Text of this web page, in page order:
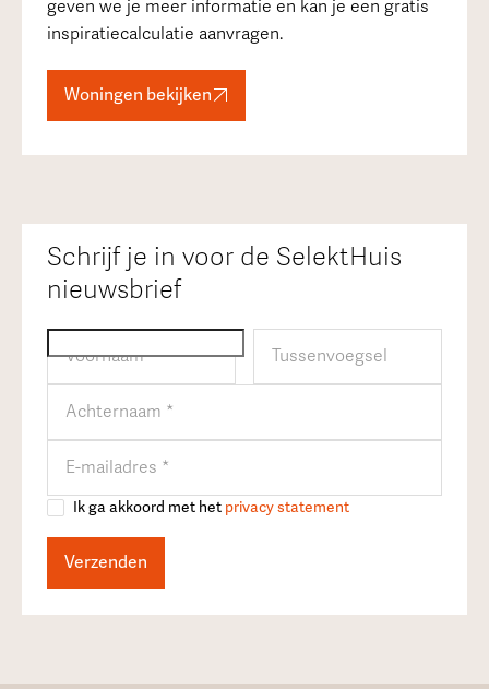
geven we je meer informatie en kan je een gratis
inspiratiecalculatie aanvragen.
Woningen bekijken
Schrijf je in voor de SelektHuis
nieuwsbrief
Ik ga akkoord met het privacy statement